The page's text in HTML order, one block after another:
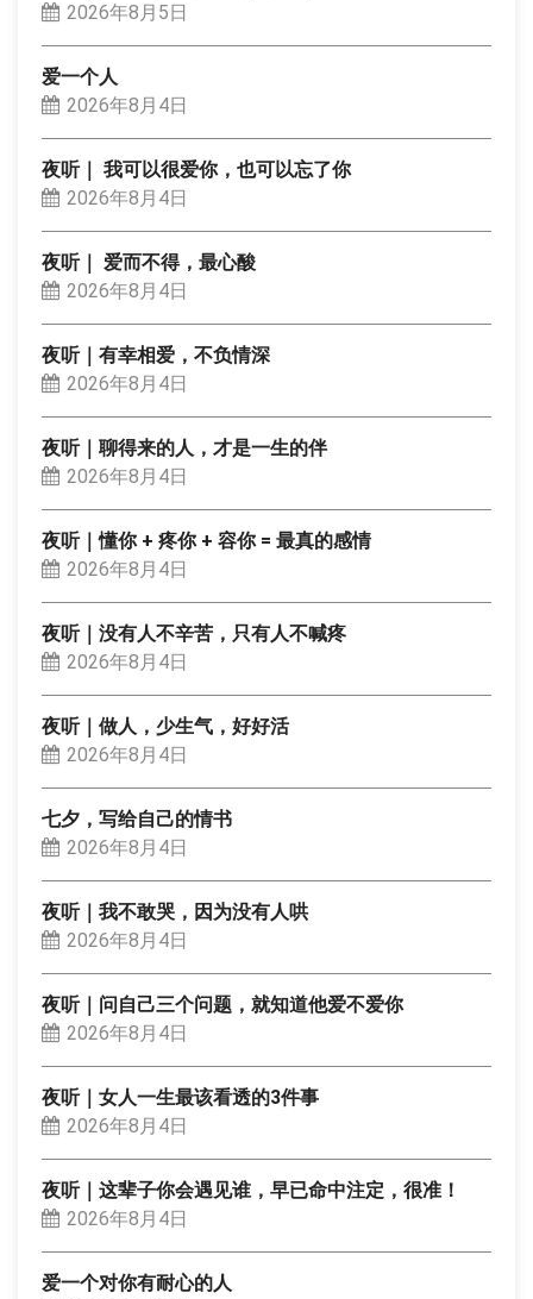
2026年8月5日
爱一个人
2026年8月4日
夜听｜ 我可以很爱你，也可以忘了你
2026年8月4日
夜听｜ 爱而不得，最心酸
2026年8月4日
夜听｜有幸相爱，不负情深
2026年8月4日
夜听｜聊得来的人，才是一生的伴
2026年8月4日
夜听｜懂你 + 疼你 + 容你 = 最真的感情
2026年8月4日
夜听｜没有人不辛苦，只有人不喊疼
2026年8月4日
夜听｜做人，少生气，好好活
2026年8月4日
七夕，写给自己的情书
2026年8月4日
夜听｜我不敢哭，因为没有人哄
2026年8月4日
夜听｜问自己三个问题，就知道他爱不爱你
2026年8月4日
夜听｜女人一生最该看透的3件事
2026年8月4日
夜听｜这辈子你会遇见谁，早已命中注定，很准！
2026年8月4日
爱一个对你有耐心的人